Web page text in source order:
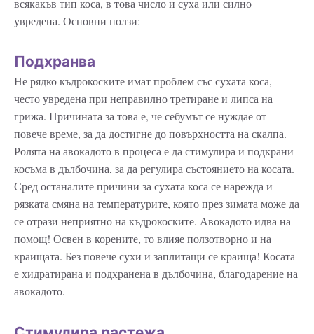
увредена. Основни ползи:
Подхранва
Не рядко къдрокоските имат проблем със сухата коса,
често увредена при неправилно третиране и липса на
грижа. Причината за това е, че себумът се нуждае от
повече време, за да достигне до повърхността на скалпа.
Ролята на авокадото в процеса е да стимулира и подкрани
косъма в дълбочина, за да регулира състоянието на косата.
Сред останалите причини за сухата коса се нарежда и
рязката смяна на температурите, която през зимата може да
се отрази неприятно на къдрокоските. Авокадото идва на
помощ! Освен в корените, то влияе ползотворно и на
краищата. Без повече сухи и заплитащи се краища! Косата
е хидратирана и подхранена в дълбочина, благодарение на
авокадото.